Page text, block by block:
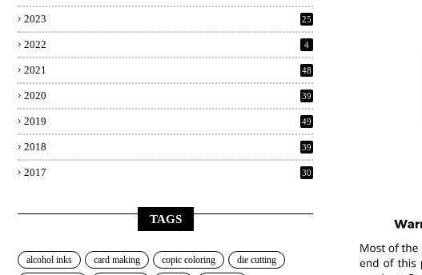
2023 25
2022 4
2021 48
2020 39
2019 49
2018 39
2017 30
TAGS
alcohol inks card making copic coloring
die cutting